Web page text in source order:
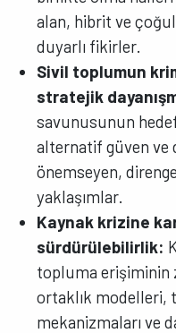
alan, hibrit ve
duyarlı fikirler.
Sivil toplumun
stratejik
savunusunun
alternatif güven ve
önemseyen,
yaklaşımlar.
Kaynak krizine
sürdürülebilirlik:
topluma erişiminin
ortaklık
mekanizmaları ve